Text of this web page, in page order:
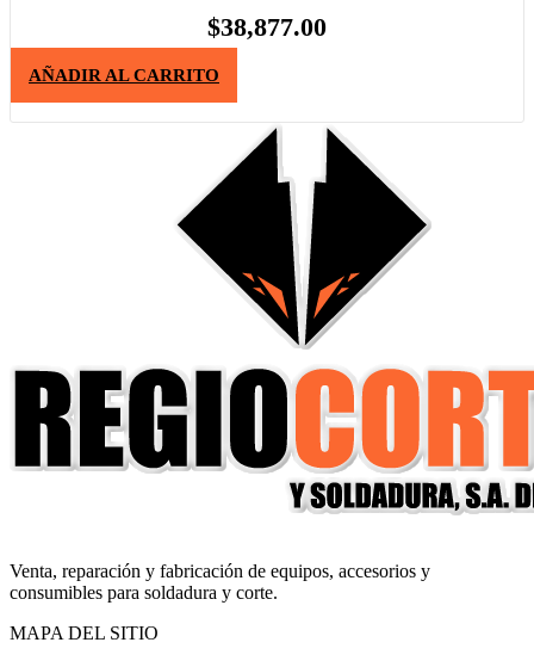
$38,877.00
AÑADIR AL CARRITO
Venta, reparación y fabricación de equipos, accesorios y
consumibles para soldadura y corte.
MAPA DEL SITIO